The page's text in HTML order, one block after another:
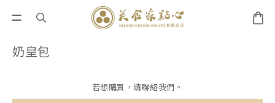
奶皇包
若想購買，請聯絡我們。